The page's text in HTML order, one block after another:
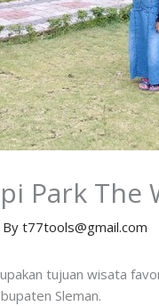
Park The
Byt77tools@gmail.com
tujuan wisata
Sleman.